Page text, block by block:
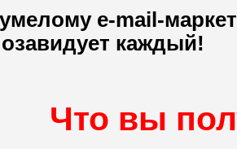
e-mail-
каждый!
Что вы